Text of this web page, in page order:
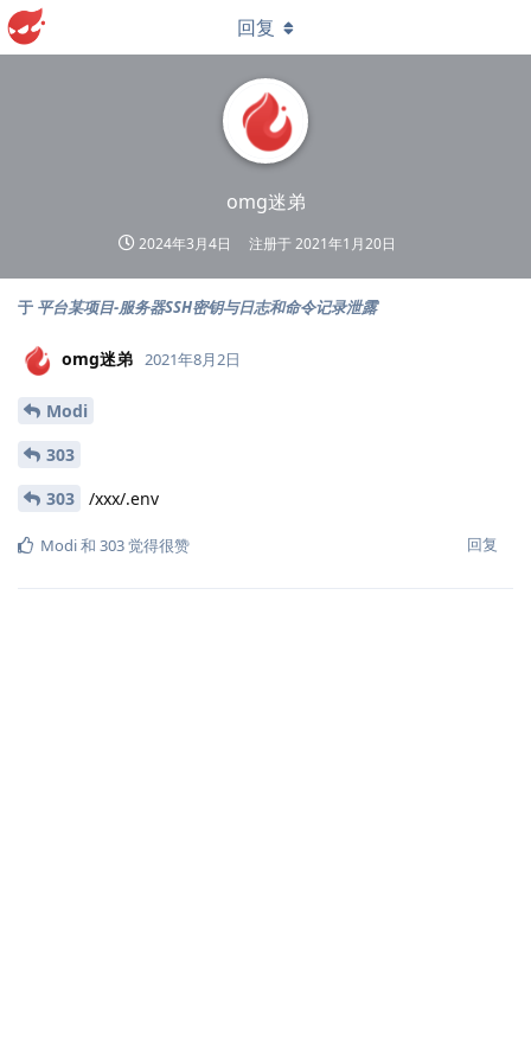
omg迷弟
2024年3月4日 注册于2021年1月20日
回复
于 平台某项目-服务器SSH密钥与日志和命令记录泄露
omg迷弟 2021年8月2日
Modi
303
303
/xxx/.env
回复
Modi和 303觉得很赞